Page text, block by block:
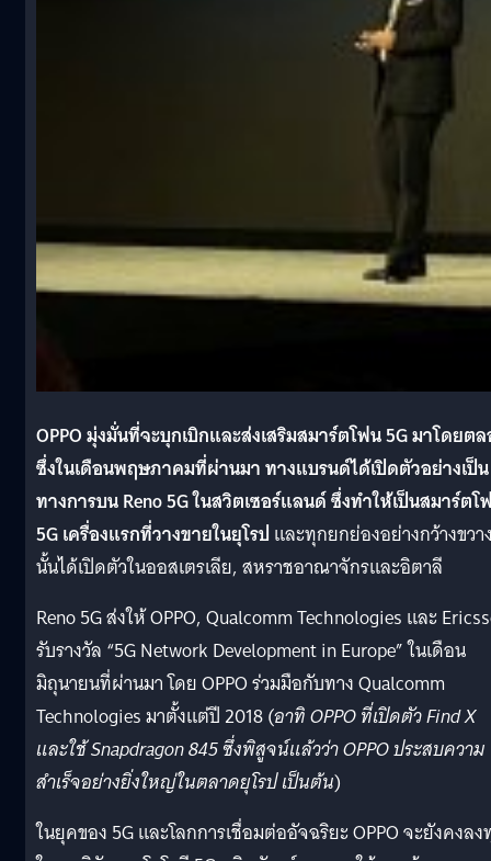
OPPO มุ่งมั่นที่จะบุกเบิกและส่งเสริมสมาร์ตโฟน 5G มาโดยต
ซึ่งในเดือนพฤษภาคมที่ผ่านมา ทางแบรนด์ได้เปิดตัวอย่างเป็น
ทางการบน Reno 5G ในสวิตเซอร์แลนด์ ซึ่งทำให้เป็นสมาร์ตโ
5G เครื่องแรกที่วางขายในยุโรป และทุกยกย่องอย่างกว้างขวา
นั้นได้เปิดตัวในออสเตรเลีย, สหราชอาณาจักรและอิตาลี
Reno 5G ส่งให้ OPPO, Qualcomm Technologies และ
รับรางวัล “5G Network Development in Europe” ในเดือน
มิถุนายนที่ผ่านมา โดย OPPO ร่วมมือกับทาง Qualcomm
Technologies มาตั้งแต่ปี 2018 (อาทิ OPPO ที่เปิดตัว Find X
และใช้ Snapdragon 845 ซึ่งพิสูจน์แล้วว่า OPPO ประสบความ
สำเร็จอย่างยิ่งใหญ่ในตลาดยุโรป เป็นต้น)
ในยุคของ 5G และโลกการเชื่อมต่ออัจฉริยะ OPPO จะยังคงล